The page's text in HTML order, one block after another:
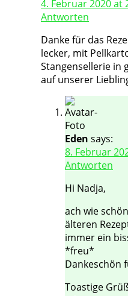
4. Februar 2020 at
Antworten
Danke für das
lecker, mit
Stangensellerie in
auf unserer
Eden says:
8. Februar
Antworten
Hi Nadja,
ach wie
älteren
immer ein
*freu*
Dankeschön
Toastige